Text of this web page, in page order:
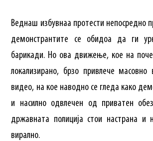
Веднаш избувнаа протести непосредно
демонстрантите се обидоа да ги
барикади. Но ова движење, кое на
локализирано, брзо привлече масовно
видео, на кое наводно се гледа како
и насилно одвлечен од приватен
државната полиција стои настрана и
вирално.